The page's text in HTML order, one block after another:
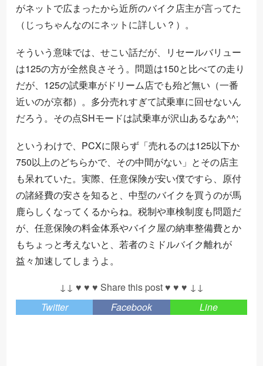
がネットで広まったから近所のバイク店主が言ってた
（じっちゃんなのにネットに詳しい？）。
そういう意味では、せこい話だが、リセールバリュー
は125の方が全然良さそう。問題は150と比べての走り
だが、125の試乗車がドリーム店でも殆ど無い（一番
近いのが京都）。多分売れすぎて試乗車に回せないん
だろう。その点SHモードは試乗車が沢山あるなあ^^;
というわけで、PCXに限らず「売れるのは125以下か
750以上のどちらかで、その中間がない」とその店主
も呆れていた。実際、任意保険が安い僕ですら、原付
の諸経費の安さを知ると、中型のバイクを買うのが馬
鹿らしくなってくるからね。税制や車検制度も問題だ
が、任意保険の料金体系やバイク屋の納車整備費とか
もちょっと考えないと、若者のミドルバイク離れが
益々加速してしまうよ。
↓↓ ♥ ♥ ♥ Share this post ♥ ♥ ♥ ↓↓
Twitter
Facebook Line